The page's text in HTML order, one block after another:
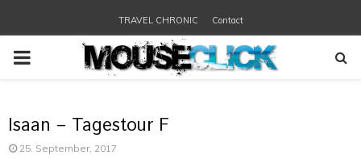
TRAVEL CHRONIC Contact
PRIMARY
Isaan – Tagestour F
25. September, 2017